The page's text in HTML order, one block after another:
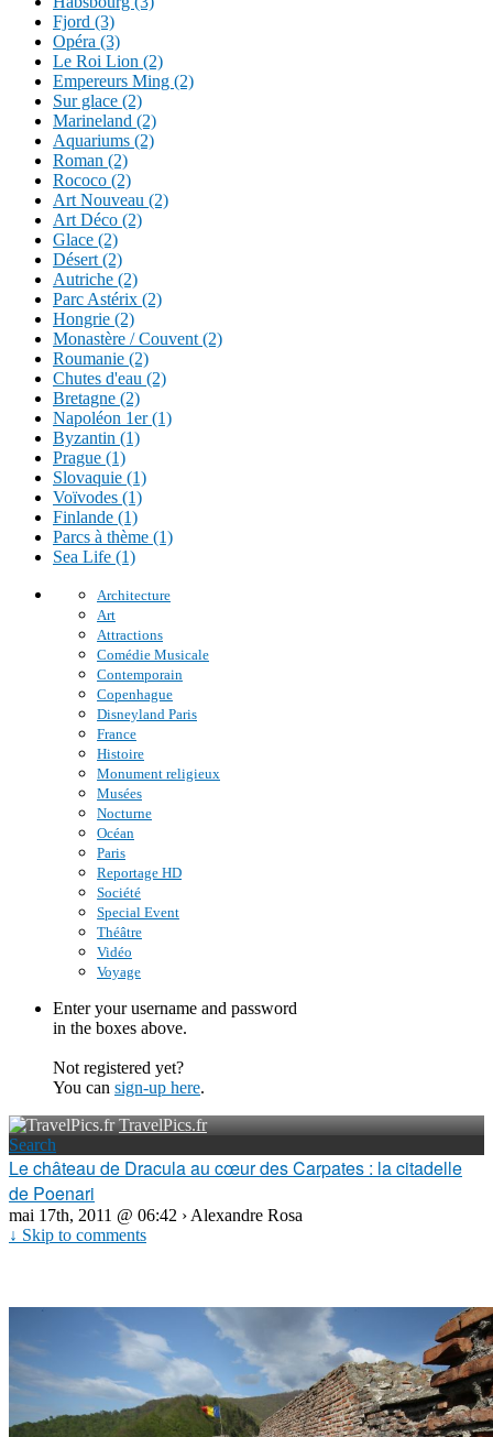
Fjord (3)
Opéra (3)
Le Roi Lion (2)
Empereurs Ming (2)
Sur glace (2)
Marineland (2)
Aquariums (2)
Roman (2)
Rococo (2)
Art Nouveau (2)
Art Déco (2)
Glace (2)
Désert (2)
Autriche (2)
Parc Astérix (2)
Hongrie (2)
Monastère / Couvent (2)
Roumanie (2)
Chutes d'eau (2)
Bretagne (2)
Napoléon 1er (1)
Byzantin (1)
Prague (1)
Slovaquie (1)
Voïvodes (1)
Finlande (1)
Parcs à thème (1)
Sea Life (1)
Architecture
Art
Attractions
Comédie Musicale
Contemporain
Copenhague
Disneyland Paris
France
Histoire
Monument religieux
Musées
Nocturne
Océan
Paris
Reportage HD
Société
Special Event
Théâtre
Vidéo
Voyage
Enter your username and password
in the boxes above.
Not registered yet?
You can sign-up here.
TravelPics.fr
Search
Le château de Dracula au cœur des Carpates : la citadelle
de Poenari
mai 17th, 2011 @ 06:42 › Alexandre Rosa
↓ Skip to comments